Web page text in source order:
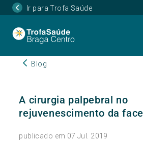
Ir para Trofa Saúde
Blog
A cirurgia palpebral no
rejuvenescimento da face
publicado em 07 Jul. 2019